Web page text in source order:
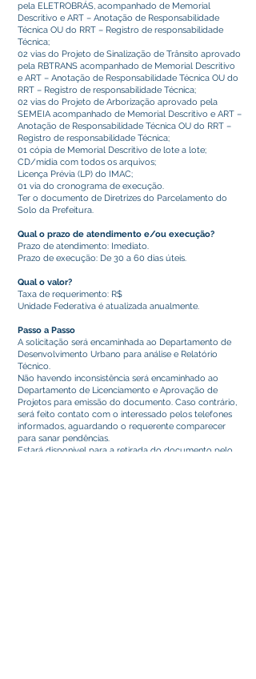
pela ELETROBRÁS, acompanhado de Memorial
Descritivo e ART – Anotação de Responsabilidade
Técnica OU do RRT – Registro de responsabilidade
Técnica;
02 vias do Projeto de Sinalização de Trânsito aprovado
pela RBTRANS acompanhado de Memorial Descritivo
e ART – Anotação de Responsabilidade Técnica OU do
RRT – Registro de responsabilidade Técnica;
02 vias do Projeto de Arborização aprovado pela
SEMEIA acompanhado de Memorial Descritivo e ART –
Anotação de Responsabilidade Técnica OU do RRT –
Registro de responsabilidade Técnica;
01 cópia de Memorial Descritivo de lote a lote;
CD/mídia com todos os arquivos;
Licença Prévia (LP) do IMAC;
01 via do cronograma de execução.
Ter o documento de Diretrizes do Parcelamento do
Solo da Prefeitura.
Qual o prazo de atendimento e/ou execução?
Prazo de atendimento: Imediato.
Prazo de execução: De 30 a 60 dias úteis.
Qual o valor?
Taxa de requerimento: R$
Unidade Federativa é atualizada anualmente.
Passo a Passo
A solicitação será encaminhada ao Departamento de
Desenvolvimento Urbano para análise e Relatório
Técnico.
Não havendo inconsistência será encaminhado ao
Departamento de Licenciamento e Aprovação de
Projetos para emissão do documento. Caso contrário,
será feito contato com o interessado pelos telefones
informados, aguardando o requerente comparecer
para sanar pendências.
Estará disponível para a retirada do documento pelo